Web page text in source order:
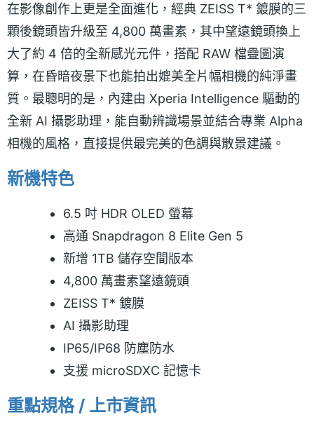
在影像創作上更是全面進化，經典 ZEISS T* 鍍膜的三
顆後鏡頭皆升級至 4,800 萬畫素，其中望遠鏡頭換上
大了約 4 倍的全新感光元件，搭配 RAW 檔疊圖演
算，在昏暗夜景下也能拍出媲美全片幅相機的純淨畫
質。最聰明的是，內建由 Xperia Intelligence 驅動的
全新 AI 攝影助理，能自動辨識場景並結合專業 Alpha
相機的風格，直接提供最完美的色調與散景建議。
新機特色
6.5 吋 HDR OLED 螢幕
高通 Snapdragon 8 Elite Gen 5
新增 1TB 儲存空間版本
4,800 萬畫素望遠鏡頭
ZEISS T* 鍍膜
AI 攝影助理
IP65/IP68 防塵防水
支援 microSDXC 記憶卡
重點規格 / 上市資訊